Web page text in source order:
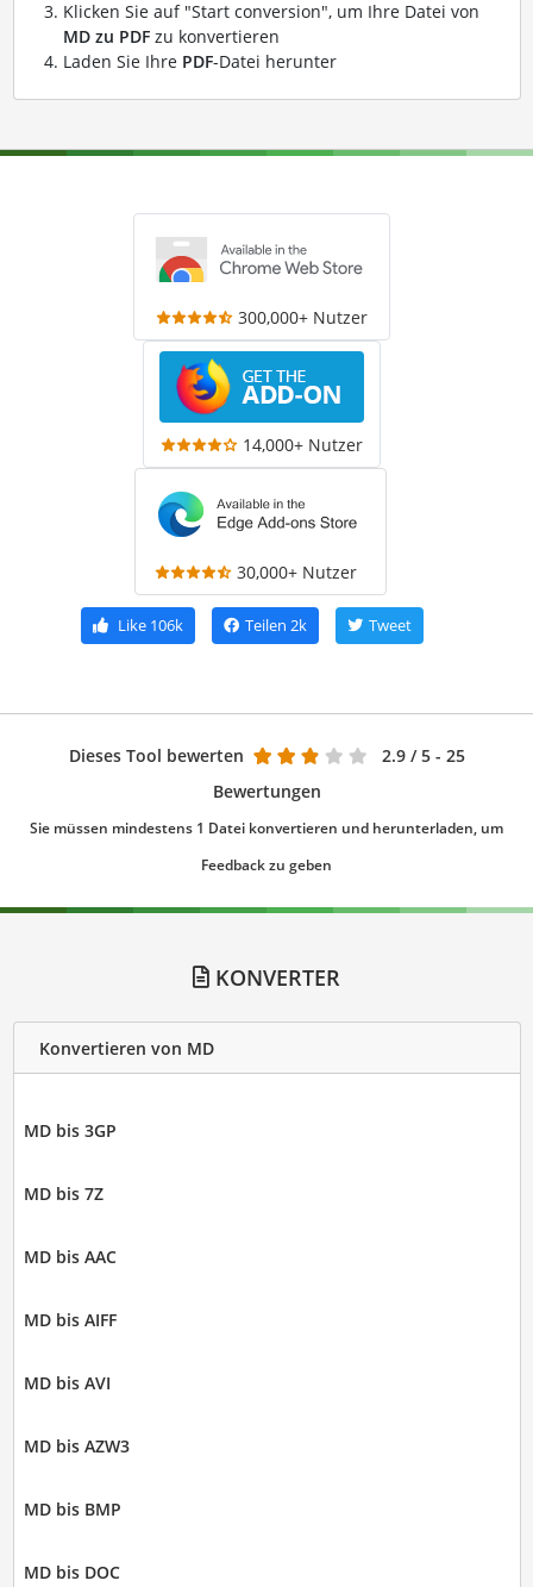
Klicken Sie auf "Start conversion", um Ihre Datei von
MD zu PDFzu konvertieren
Laden Sie Ihre PDF-Datei herunter
300,000+ Nutzer
14,000+ Nutzer
30,000+ Nutzer
Like 106k Teilen 2k Tweet
Dieses Tool bewerten 2.9 / 5 - 25
Bewertungen
Sie müssen mindestens 1 Datei konvertieren und herunterladen, um
Feedback zu geben
KONVERTER
Konvertieren von MD
MD bis 3GP
MD bis 7Z
MD bis AAC
MD bis AIFF
MD bis AVI
MD bis AZW3
MD bis BMP
MD bis DOC